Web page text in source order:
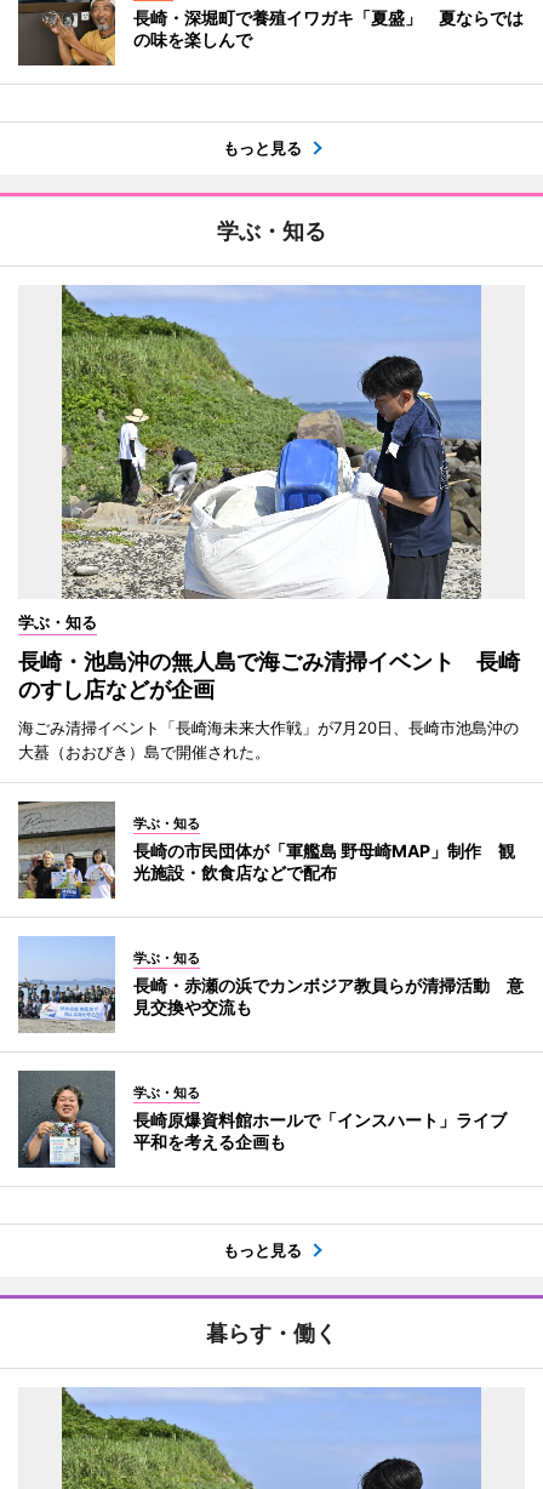
長崎・深堀町で養殖イワガキ「夏盛」 夏ならでは
の味を楽しんで
もっと見る
学ぶ・知る
学ぶ・知る
長崎・池島沖の無人島で海ごみ清掃イベント 長崎
のすし店などが企画
海ごみ清掃イベント「長崎海未来大作戦」が7月20日、長崎市池島沖の
大蟇（おおびき）島で開催された。
学ぶ・知る
長崎の市民団体が「軍艦島 野母崎MAP」制作 観
光施設・飲食店などで配布
学ぶ・知る
長崎・赤瀬の浜でカンボジア教員らが清掃活動 意
見交換や交流も
学ぶ・知る
長崎原爆資料館ホールで「インスハート」ライブ
平和を考える企画も
もっと見る
暮らす・働く